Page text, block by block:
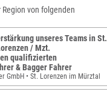
von folgenden
unseres Teams in St.
/ Mzt.
qualifizierten
& Bagger Fahrer
GmbH • St. Lorenzen im Mürztal